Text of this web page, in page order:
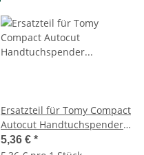
Ersatzteil für Tomy Compact
Autocut Handtuchspender
Spiral-Feder 8x45 mm ( links
5,36 € *